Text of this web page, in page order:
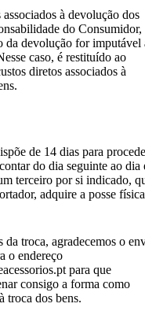
à devolução dos
do Consumidor,
da devolução for imputável
caso, é restituído ao
diretos associados à
de 14 dias para
do dia seguinte ao dia
terceiro por si indicado,
adquire a posse física
da troca, agradecemos o
o endereço
para que
consigo a forma como
troca dos bens.